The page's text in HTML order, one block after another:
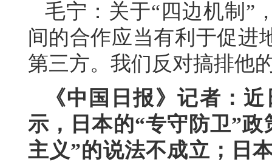
毛宁：关于“四边机制”
间的合作应当有利于促进
第三方。我们反对搞排他
《中国日报》记者：
示，日本的“专守防卫”
主义”的说法不成立；日